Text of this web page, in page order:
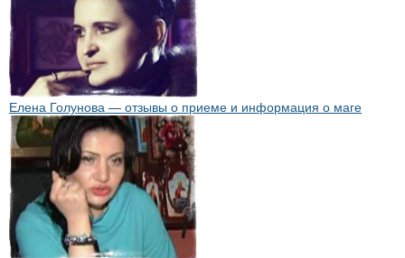
Елена Голунова — отзывы о приеме и информация о маге